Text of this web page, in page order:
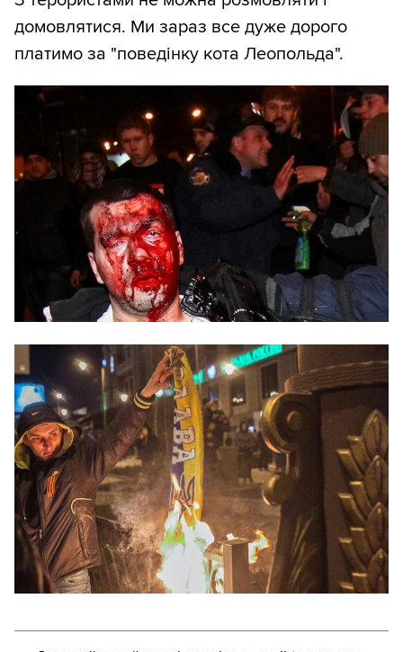
домовлятися. Ми зараз все дуже дорого
платимо за "поведінку кота Леопольда".